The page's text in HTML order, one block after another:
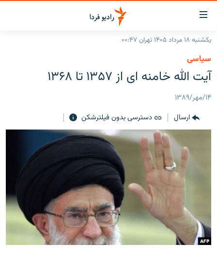
لینک‌های
قابلیت
دسترسی
بازگشت
به
منوی
اصلی
صفحه
ایران
جهان
رادیو
انتخاب کنید و بشنوید
برنامه‌های رادیویی
فرکانس‌ها
پادکست
چندرسانه‌ای
گزارش‌های تصویری
گزارش‌های ویدئویی
زنان فردا
English
به ما بپیوندید
یکشنبه ۱۸ مرداد ۱۴۰۵ تهران ۰۰:۴۷
سیاسی
آيت الله خامنه ای از ۱۳۵۷ تا ۱۳۶۸
۱۴/مهر/۱۳۸۹
ارسال
دسترسی بدون فیلترشکن